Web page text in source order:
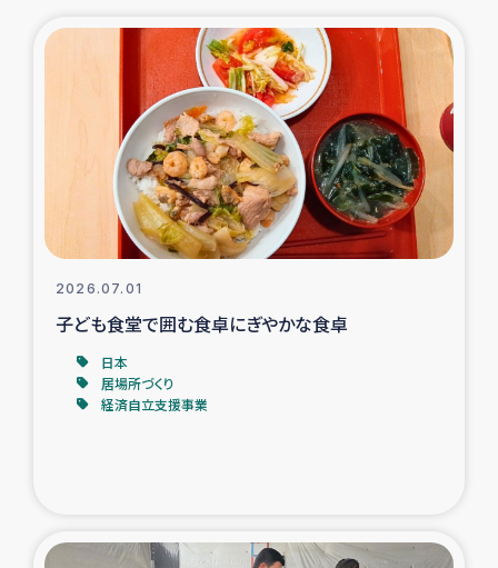
東ティモール豪雨緊急支援
大雨による洪水被災者支援
カカオ生産者支援事業
シリア国内避難民・帰還民の生活再建支援
トルコにおけるシリア難民支援事業
インドネシア中部 スラウェシの地震・津波被災者支援
スリランカ ムライティブ県帰還民の生活再建支援
スリランカ南部洪水被災者支援
2026.07.01
子ども食堂で囲む食卓にぎやかな食卓
日本
居場所づくり
経済自立支援事業